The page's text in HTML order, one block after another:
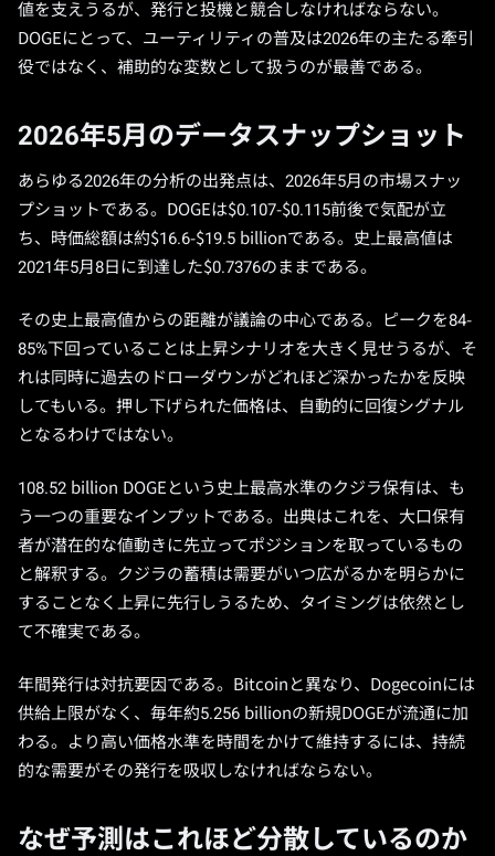
値を支えうるが、発行と投機と競合しなければならない。
DOGEにとって、ユーティリティの普及は2026年の主たる牽引
役ではなく、補助的な変数として扱うのが最善である。
2026年5月のデータスナップショット
あらゆる2026年の分析の出発点は、2026年5月の市場スナッ
プショットである。DOGEは$0.107-$0.115前後で気配が立
ち、時価総額は約$16.6-$19.5 billionである。史上最高値は
2021年5月8日に到達した$0.7376のままである。
その史上最高値からの距離が議論の中心である。ピークを84-
85%下回っていることは上昇シナリオを大きく見せうるが、そ
れは同時に過去のドローダウンがどれほど深かったかを反映
してもいる。押し下げられた価格は、自動的に回復シグナル
となるわけではない。
108.52 billion DOGEという史上最高水準のクジラ保有は、も
う一つの重要なインプットである。出典はこれを、大口保有
者が潜在的な値動きに先立ってポジションを取っているもの
と解釈する。クジラの蓄積は需要がいつ広がるかを明らかに
することなく上昇に先行しうるため、タイミングは依然とし
て不確実である。
年間発行は対抗要因である。Bitcoinと異なり、Dogecoinには
供給上限がなく、毎年約5.256 billionの新規DOGEが流通に加
わる。より高い価格水準を時間をかけて維持するには、持続
的な需要がその発行を吸収しなければならない。
なぜ予測はこれほど分散しているのか